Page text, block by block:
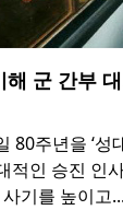
군 간부
80주년을 ‘성
적인 승진 인
기를 높이고...